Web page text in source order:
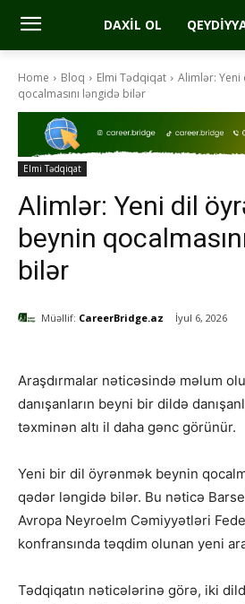
DAXIL OL
Home Bloq Elmi Tədqiqat
Alimlər:
qocalmasını ləngidə bilər
Elmi Tədqiqat
Alimlər: Yeni dil
beynin
bilər
Müəllif: CareerBridge.az İyul 6, 2026
Araşdırmalar nəticəsində məlum
danışanların beyni bir dildə
təxminən altı il daha gənc görünür.
Yeni bir dil öyrənmək beynin
qədər ləngidə bilər. Bu nəticə
Avropa Neyroelm Cəmiyyətləri
konfransında təqdim olunan yeni
Tədqiqatın nəticələrinə görə, iki